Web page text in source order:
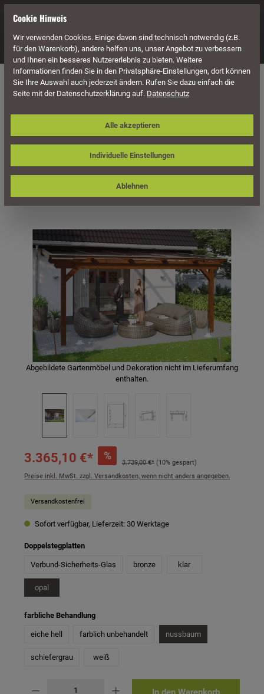
Navigation
Überdachung Terrassenüberdachungen
Skan Holz Terrassenüberdachung
Ancona 541 x 400 cm, Leimholz
Bildergalerie überspringen
Abgebildete Gartenmöbel und Dekoration nicht im Lieferumfang
enthalten.
3.365,10 €* %
3.739,00 €* (10% gespart)
Preise inkl. MwSt. zzgl. Versandkosten, wenn nicht anders angegeben.
Versandkostenfrei
Sofort verfügbar, Lieferzeit: 30 Werktage
Doppelstegplattenauswählen
Verbund-Sicherheits-Glas bronze klar
opal
farbliche Behandlungauswählen
eiche hell farblich unbehandelt nussbaum
schiefergrau weiß
Cookie Hinweis
Wir verwenden Cookies. Einige davon sind technisch notwendig (z.B.
für den Warenkorb), andere helfen uns, unser Angebot zu verbessern
und Ihnen ein besseres Nutzererlebnis zu bieten. Weitere
Informationen finden Sie in den Privatsphäre-Einstellungen, dort können
Sie Ihre Auswahl auch jederzeit ändern. Rufen Sie dazu einfach die
Seite mit der Datenschutzerklärung auf. Datenschutz
Individuelle Einstellungen
Ablehnen
Alle akzeptieren